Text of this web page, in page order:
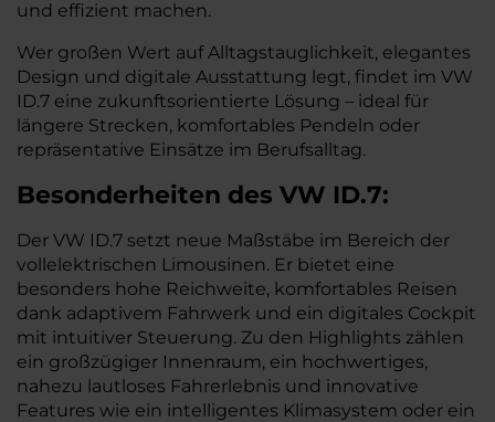
und effizient machen.
Wer großen Wert auf Alltagstauglichkeit, elegantes
Design und digitale Ausstattung legt, findet im VW
ID.7 eine zukunftsorientierte Lösung – ideal für
längere Strecken, komfortables Pendeln oder
repräsentative Einsätze im Berufsalltag.
Besonderheiten des VW ID.7:
Der VW ID.7 setzt neue Maßstäbe im Bereich der
vollelektrischen Limousinen. Er bietet eine
besonders hohe Reichweite, komfortables Reisen
dank adaptivem Fahrwerk und ein digitales Cockpit
mit intuitiver Steuerung. Zu den Highlights zählen
ein großzügiger Innenraum, ein hochwertiges,
nahezu lautloses Fahrerlebnis und innovative
Features wie ein intelligentes Klimasystem oder ein